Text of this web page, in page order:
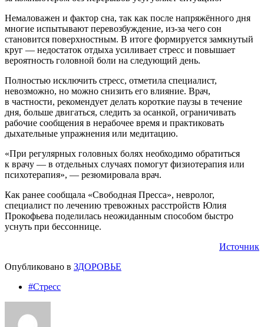
Немаловажен и фактор сна, так как после напряжённого дня
многие испытывают перевозбуждение, из-за чего сон
становится поверхностным. В итоге формируется замкнутый
круг — недостаток отдыха усиливает стресс и повышает
вероятность головной боли на следующий день.
Полностью исключить стресс, отметила специалист,
невозможно, но можно снизить его влияние. Врач,
в частности, рекомендует делать короткие паузы в течение
дня, больше двигаться, следить за осанкой, ограничивать
рабочие сообщения в нерабочее время и практиковать
дыхательные упражнения или медитацию.
«При регулярных головных болях необходимо обратиться
к врачу — в отдельных случаях помогут физиотерапия или
психотерапия», — резюмировала врач.
Как ранее сообщала «Свободная Пресса», невролог,
специалист по лечению тревожных расстройств Юлия
Прокофьева поделилась неожиданным способом быстро
уснуть при бессоннице.
Источник
Опубликовано в ЗДОРОВЬЕ
#Стресс